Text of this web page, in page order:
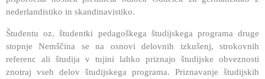
nederlandistiko in skandinavistiko.
Študentu oz. študentki pedagoškega študijskega programa druge
stopnje Nemščina se na osnovi delovnih izkušenj, strokovnih
referenc ali študija v tujini lahko priznajo študijske obveznosti
znotraj vseh delov študijskega programa. Priznavanje študijskih